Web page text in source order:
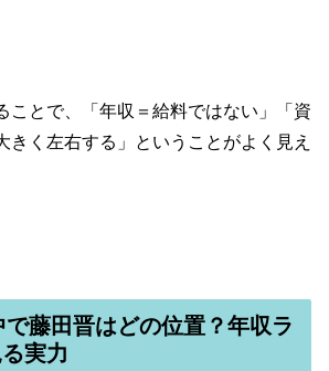
ことで、「年収＝給料ではない」「資
きく左右する」ということがよく見え
藤田晋はどの位置？年収ラ
実力